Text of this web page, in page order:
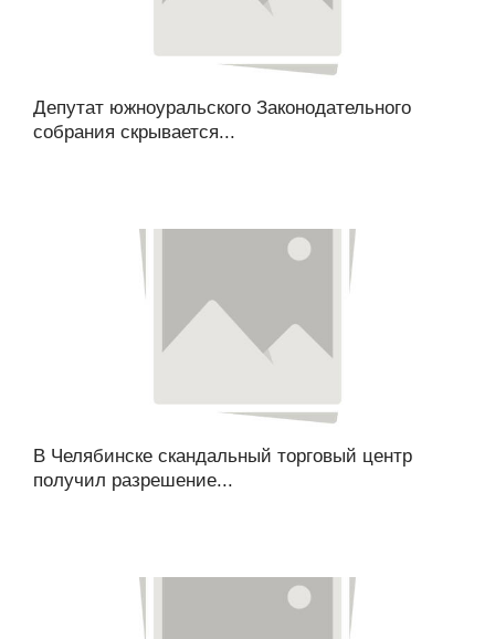
Депутат южноуральского Законодательного
собрания скрывается...
В Челябинске скандальный торговый центр
получил разрешение...